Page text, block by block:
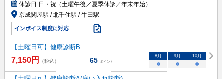
休診日:日・祝（土曜午後／夏季休診／年末年始）
京成関屋駅 / 北千住駅 / 牛田駅
インボイス制度に対応
【土曜日可】健康診断B
7,150円 （税込） 65 ポイント
8 月 9 月 10月
○ ○ ○